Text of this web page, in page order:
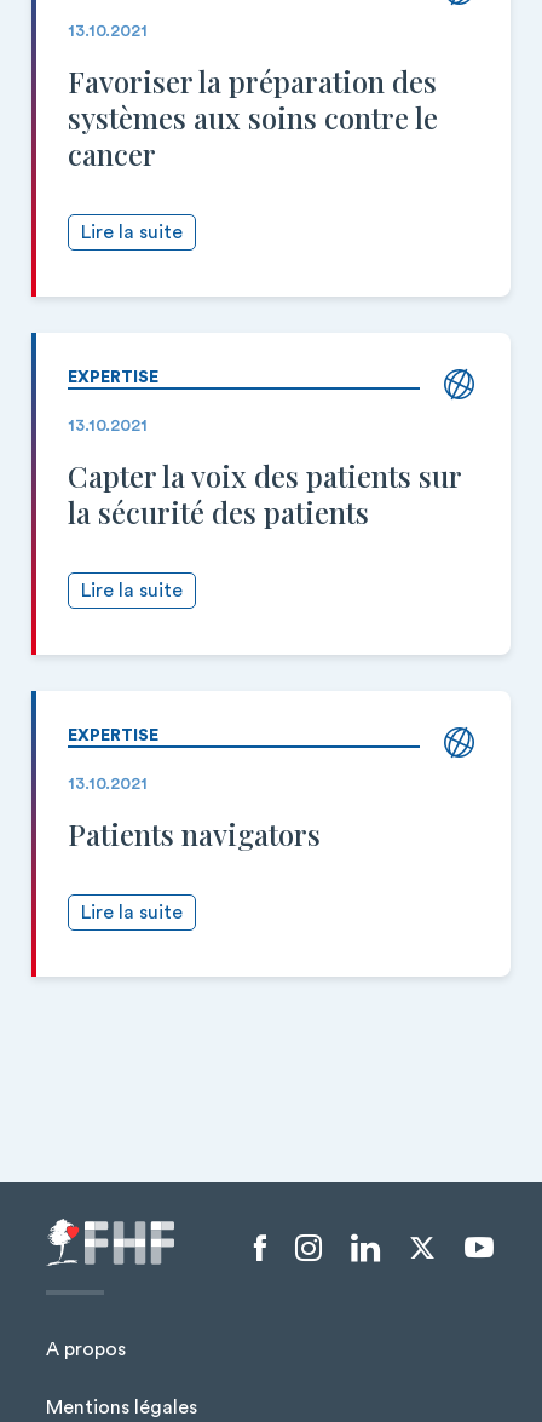
13.10.2021
Favoriser la préparation des
systèmes aux soins contre le
cancer
Lire la suite
EXPERTISE
13.10.2021
Capter la voix des patients sur
la sécurité des patients
Lire la suite
EXPERTISE
13.10.2021
Patients navigators
Lire la suite
A propos
Mentions légales
Menu liens sociaux